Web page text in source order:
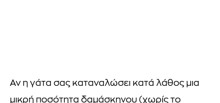
Αν η γάτα σας καταναλώσει κατά λάθος μια
μικρή ποσότητα δαμάσκηνου (χωρίς το